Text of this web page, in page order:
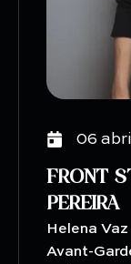
06
FRONT
PEREIRA
Helena
Avant-